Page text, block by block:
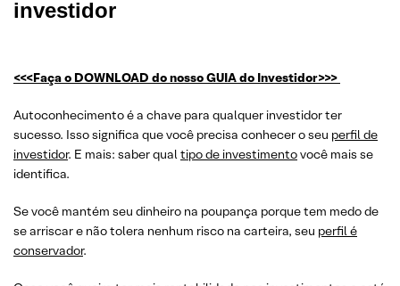
investidor
<<<Faça o DOWNLOAD do nosso GUIA do Investidor>>>
Autoconhecimento é a chave para qualquer investidor ter
sucesso. Isso significa que você precisa conhecer o seu perfil de
investidor. E mais: saber qualtipo de investimentovocê mais se
identifica.
Se você mantém seu dinheiro na poupança porque tem medo de
se arriscar e não tolera nenhum risco na carteira, seu perfil é
conservador.